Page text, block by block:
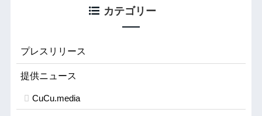
カテゴリー
プレスリリース
提供ニュース
CuCu.media